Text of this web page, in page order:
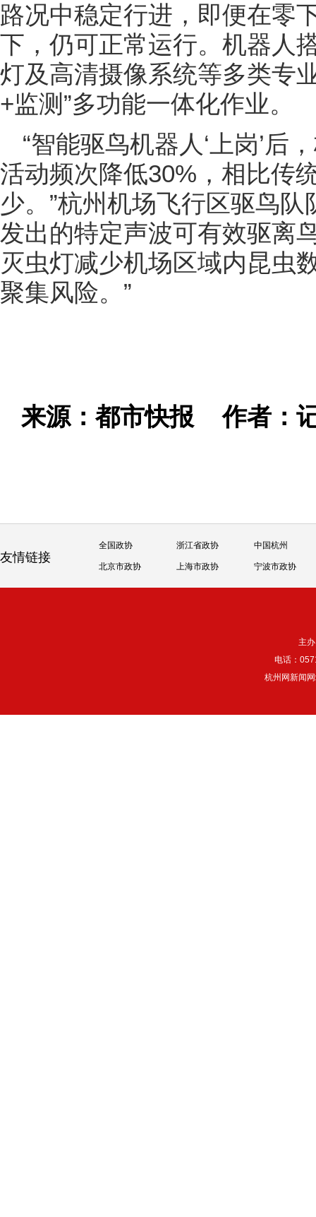
路况中稳定行进，即便在
下，仍可正常运行。机器人
灯及高清摄像系统等多类专
+监测”多功能一体化作业。
“智能驱鸟机器人‘上岗’后
活动频次降低30%，相比传
少。”杭州机场飞行区驱鸟
发出的特定声波可有效驱离
灭虫灯减少机场区域内昆虫
聚集风险。”
来源：都市快报作者：
友情链接
全国政协 浙江省政协 中国杭州
北京市政协 上海市政协 宁波市政协
主
电话：
杭州网新闻